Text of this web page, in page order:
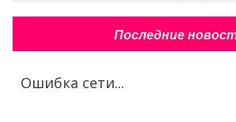
Последние
Ошибка сети...